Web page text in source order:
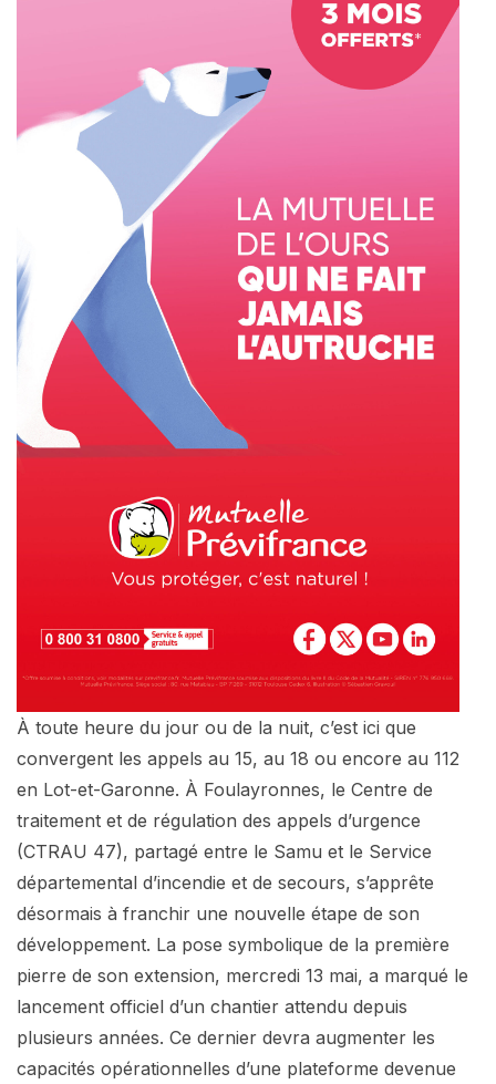
À toute heure du jour ou de la nuit, c’est ici que
convergent les appels au 15, au 18 ou encore au 112
en Lot-et-Garonne. À Foulayronnes, le Centre de
traitement et de régulation des appels d’urgence
(CTRAU 47), partagé entre le Samu et le Service
départemental d’incendie et de secours, s’apprête
désormais à franchir une nouvelle étape de son
développement. La pose symbolique de la première
pierre de son extension, mercredi 13 mai, a marqué le
lancement officiel d’un chantier attendu depuis
plusieurs années. Ce dernier devra augmenter les
capacités opérationnelles d’une plateforme devenue